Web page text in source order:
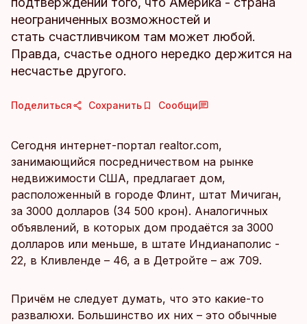
неограниченных возможностей и
стать счастливчиком там может любой.
Правда, счастье одного нередко держится на
несчастье другого.
Поделиться Сохранить Сообщи
Сегодня интернет-портал realtor.com,
занимающийся посредничеством на рынке
недвижимости США, предлагает дом,
расположенный в городе Флинт, штат Мичиган,
за 3000 долларов (34 500 крон). Аналогичных
объявлений, в которых дом продаётся за 3000
долларов или меньше, в штате Индианаполис -
22, в Кливленде – 46, а в Детройте – аж 709.
Причём не следует думать, что это какие-то
развалюхи. Большинство их них – это обычные